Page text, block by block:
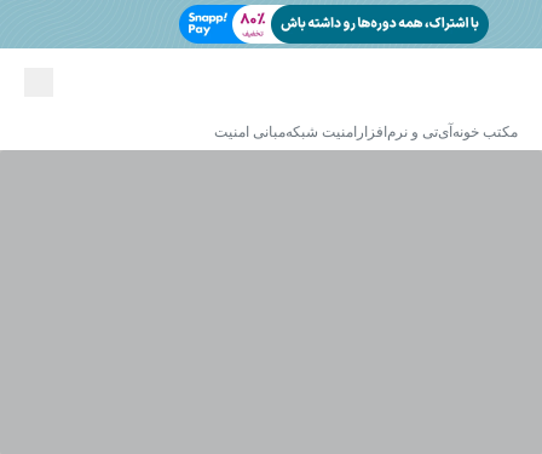
مکتب خونه آی‌تی و نرم‌افزار امنیت شبکهمبانی امنیت